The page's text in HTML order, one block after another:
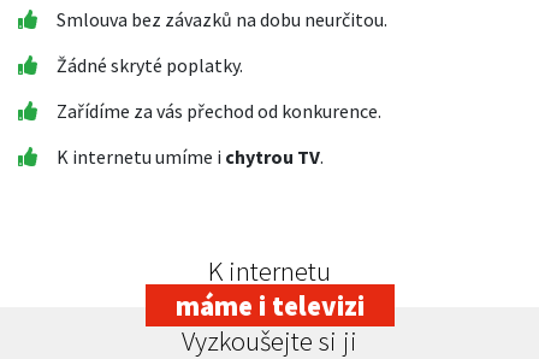
Smlouva bez závazků na dobu neurčitou.
Žádné skryté poplatky.
Zařídíme za vás přechod od konkurence.
K internetu umíme i chytrou TV.
K internetu
máme i televizi
Vyzkoušejte si ji